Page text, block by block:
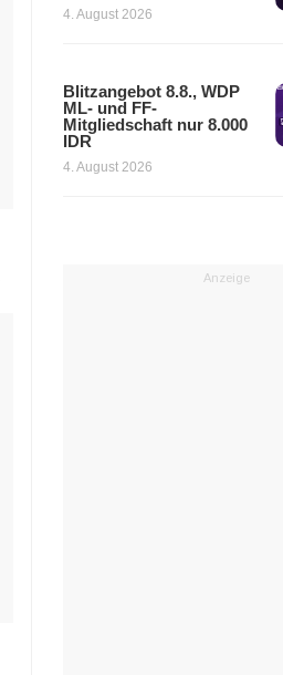
4. August 2026
Blitzangebot 8.8., WDP
ML- und FF-
Mitgliedschaft nur 8.000
IDR
4. August 2026
Anzeige